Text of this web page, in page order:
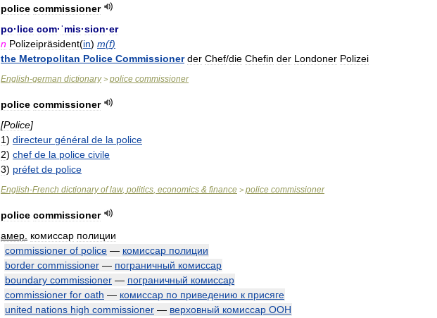
police commissioner
po·lice com·ˈmis·sion·er
n Polizeipräsident(in) m(f)
the Metropolitan Police Commissioner der Chef/die Chefin der Londoner Polizei
English-german dictionary> police commissioner
police commissioner
[Police]
1) directeur général de la police
2) chef de la police civile
3) préfet de police
English-French dictionary of law, politics, economics & finance > police commissioner
police commissioner
амер комиссар полиции
commissioner of police — комиссар полиции
border commissioner — пограничный комиссар
boundary commissioner — пограничный комиссар
commissioner for oath — комиссар по приведению к присяге
united nations high commissioner — верховный комиссар ООН